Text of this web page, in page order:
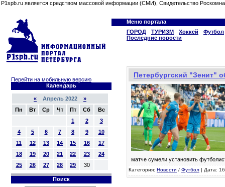
P1spb.ru является средством массовой информации (СМИ), Свидетельство
Меню портала
ГОРОД
ТУРИЗМ Хоккей
Футбол
Последние новости
Перейти на мобильную версию
Календарь
« Апрель 2022 »
Пн
Вт Ср Чт Пт Сб
Вс
1
2
3
4
5 6 7 8 9
10
11
12 13 14 15 16
17
18
19 20 21 22 23
24
25
26 27 28 29 30
Поиск
Петербургский "Зенит"
матче сумели установить
Категория: Новости / Футбол | Дата: